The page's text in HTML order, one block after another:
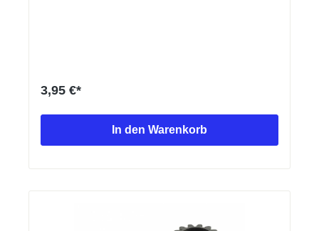
3,95 €*
In den Warenkorb